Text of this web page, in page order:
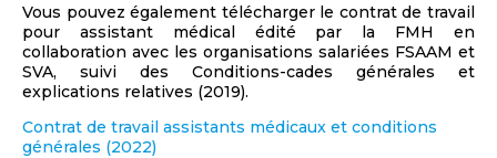
Vous pouvez également télécharger le contrat de travail
pour assistant médical édité par la FMH en
collaboration avec les organisations salariées FSAAM et
SVA, suivi des Conditions-cades générales et
explications relatives (2019).
Contrat de travail assistants médicaux et conditions
générales (2022)